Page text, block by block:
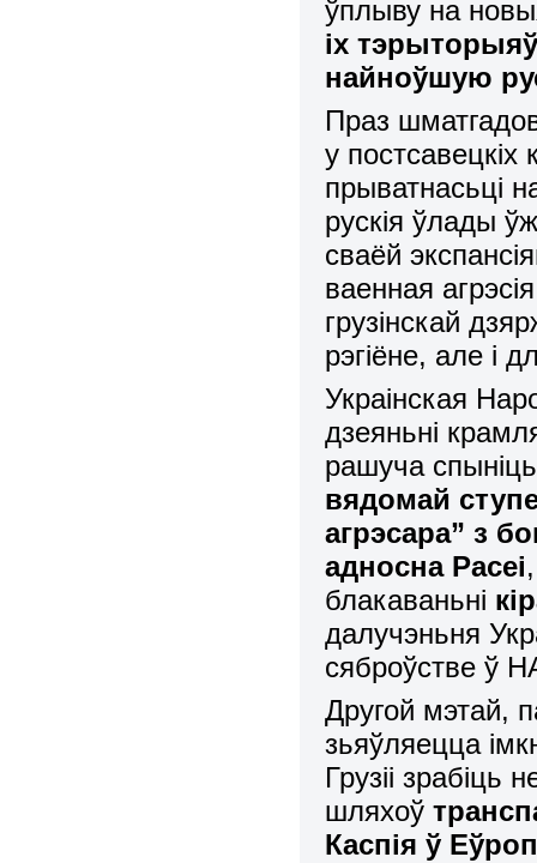
ўплыву на
іх
найноўшую
Праз
у
прыватнасьці
рускія ўлады
сваёй
ваенная
грузінскай
рэгіёне, але і
Украінская
дзеяньні
рашуча
вядомай
агрэсара” з
адносна Расеі
блакаваньні
далучэньня
сяброўстве ў
Другой мэтай,
зьяўляецца
Грузіі
шляхоў
Каспія ў